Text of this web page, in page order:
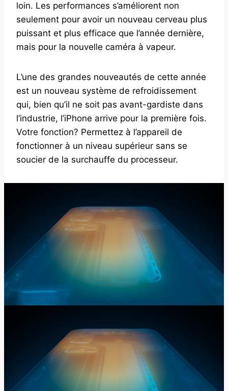
loin. Les performances s’améliorent non
seulement pour avoir un nouveau cerveau plus
puissant et plus efficace que l’année dernière,
mais pour la nouvelle caméra à vapeur.
L’une des grandes nouveautés de cette année
est un nouveau système de refroidissement
qui, bien qu’il ne soit pas avant-gardiste dans
l’industrie, l’iPhone arrive pour la première fois.
Votre fonction? Permettez à l’appareil de
fonctionner à un niveau supérieur sans se
soucier de la surchauffe du processeur.